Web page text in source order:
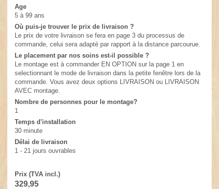
Age
5 à 99 ans
Où puis-je trouver le prix de livraison ?
Le prix de votre livraison se fera en page 3 du processus de
commande, celui sera adapté par rapport à la distance parcourue.
Le placement par nos soins est-il possible ?
Le montage est à commander EN OPTION sur la page 1 en
selectionnant le mode de livraison dans la petite fenêtre lors de la
commande. Vous avez deux options LIVRAISON ou LIVRAISON
AVEC montage.
Nombre de personnes pour le montage?
1
Temps d'installation
30 minute
Délai de livraison
1 - 21 jours ouvrables
Prix (TVA incl.)
329,95